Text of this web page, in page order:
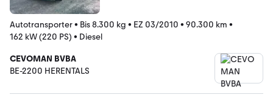
Autotransporter• Bis 8.300 kg • EZ 03/2010 • 90.300 km •
162 kW (220 PS) • Diesel
CEVOMAN BVBA
BE-2200 HERENTALS